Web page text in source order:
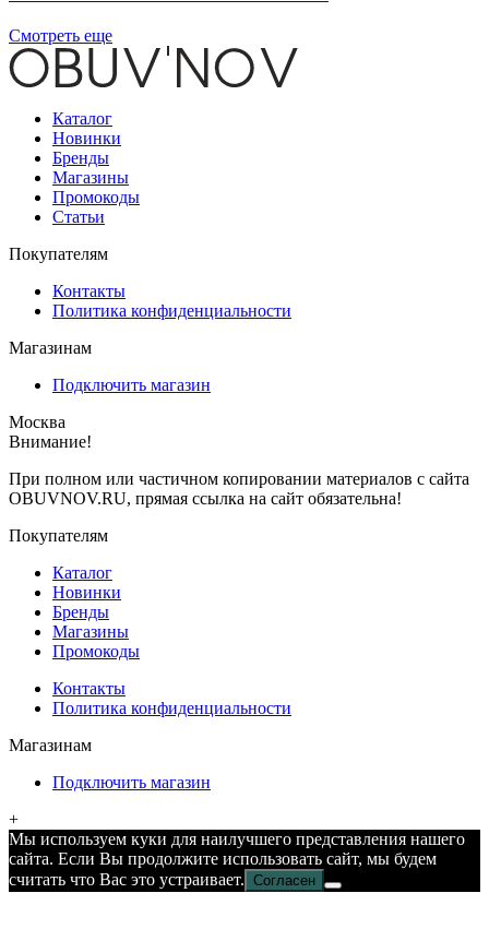
Смотреть еще
Каталог
Новинки
Бренды
Магазины
Промокоды
Статьи
Покупателям
Контакты
Политика конфиденциальности
Магазинам
Подключить магазин
Москва
Внимание!
При полном или частичном копировании материалов с сайта
OBUVNOV.RU, прямая ссылка на сайт обязательна!
Покупателям
Каталог
Новинки
Бренды
Магазины
Промокоды
Контакты
Политика конфиденциальности
Магазинам
Подключить магазин
+
Мы используем куки для наилучшего представления нашего
сайта. Если Вы продолжите использовать сайт, мы будем
считать что Вас это устраивает. Согласен